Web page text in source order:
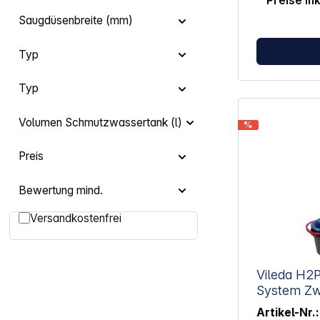
Saugdüsenbreite (mm)
Typ
Typ
Volumen Schmutzwassertank (l)
Preis
Bewertung mind.
Filter hinzufügen: Versandkostenfrei
Versandkostenfrei
%
Vileda
Artikel-Nr.: